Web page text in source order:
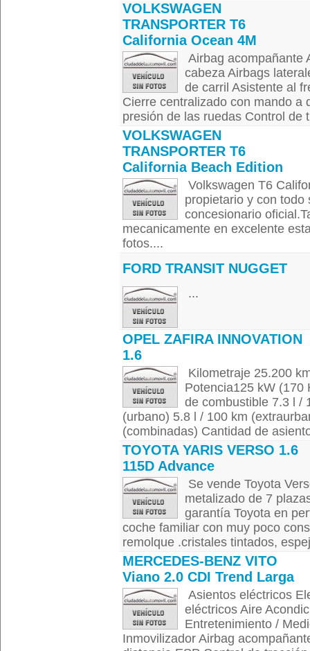
VOLKSWAGEN
TRANSPORTER T6
California Ocean 4M
Airbag acompañante
cabeza Airbags
de carril Asistente al
Cierre centralizado con mando a
presión de las ruedas Control de
VOLKSWAGEN
TRANSPORTER T6
California Beach Edition
Volkswagen T6
propietario y con todo
concesionario
mecanicamente en excelente
fotos....
FORD TRANSIT NUGGET
...
OPEL ZAFIRA INNOVATION
1.6
Kilometraje 25.200
Potencia125 kW (170
de combustible 7.3 l /
(urbano) 5.8 l / 100 km
(combinadas) Cantidad de
TOYOTA YARIS VERSO 1.6
115D Advance
Se vende Toyota
metalizado de 7
garantía Toyota en
coche familiar con muy poco
remolque .cristales tintados,
MERCEDES-BENZ VITO
Viano 2.0 CDI Trend Larga
Asientos eléctricos
eléctricos Aire
Entretenimiento /
Inmovilizador Airbag